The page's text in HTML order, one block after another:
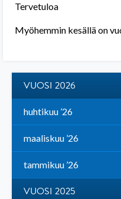
Tervetuloa
Myöhemmin kesällä on
VUOSI 2026
huhtikuu ’26
maaliskuu ’26
tammikuu ’26
VUOSI 2025